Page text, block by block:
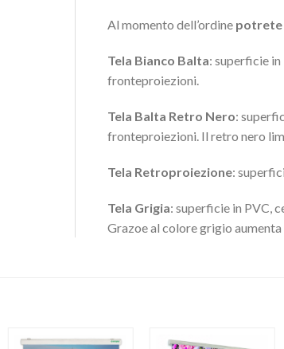
Al momento dell’ordine potrete
Tela Bianco Balta: superficie
fronteproiezioni.
Tela Balta Retro Nero:
fronteproiezioni. Il retro nero
Tela Retroproiezione:
Tela Grigia: superficie in PVC,
Grazoe al colore grigio